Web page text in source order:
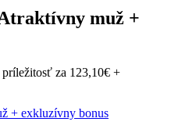
muž +
za 123,10€ +
+ exkluzívny bonus